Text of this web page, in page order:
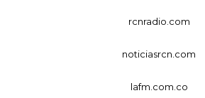
rcnradio.com
noticiasrcn.com
lafm.com.co